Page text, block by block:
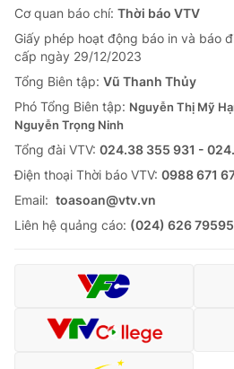
Cơ quan báo chí: Thời báo VTV
Giấy phép hoạt động báo in và báo
cấp ngày 29/12/2023
Tổng Biên tập: Vũ Thanh Thủy
Phó Tổng Biên tập: Nguyễn Thị Mỹ
Nguyễn Trọng Ninh
Tổng đài VTV: 024.38 355 931 -
Ðiện thoại Thời báo VTV: 0988 671
Email: toasoan@vtv.vn
Liên hệ quảng cáo: (024) 626 79595